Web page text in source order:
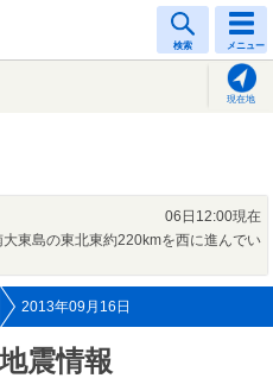
検索 メニュー
現在地
06日12:00現在
東島の東北東約220kmを西に進んでい
2013年09月16日
震情報